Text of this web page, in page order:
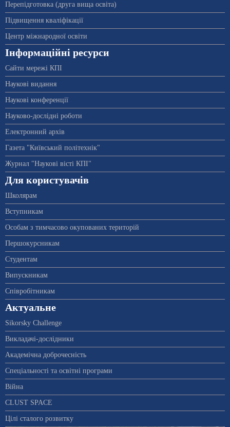
Перепідготовка (друга вища освіта)
Підвищення кваліфікації
Центр міжнародної освіти
Інформаційні ресурси
Сайти мережі КПІ
Наукові видання
Наукові конференції
Науково-дослідні роботи
Електронний архів
Газета "Київський політехнік"
Журнал "Наукові вісті КПІ"
Для користувачів
Школярам
Вступникам
Особам з тимчасово окупованих територій
Першокурсникам
Студентам
Випускникам
Співробітникам
Актуальне
Sikorsky Challenge
Викладачі-дослідники
Академічна доброчесність
Спеціальності та освітні програми
Війна
CLUST SPACE
Цілі сталого розвитку